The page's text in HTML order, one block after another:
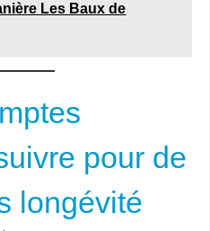
Les Baux de
pour de
longévité